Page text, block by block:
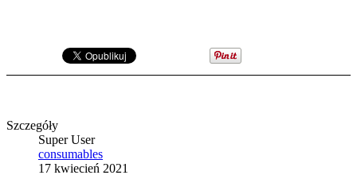
Szczegóły
Super User
consumables
17 kwiecień 2021